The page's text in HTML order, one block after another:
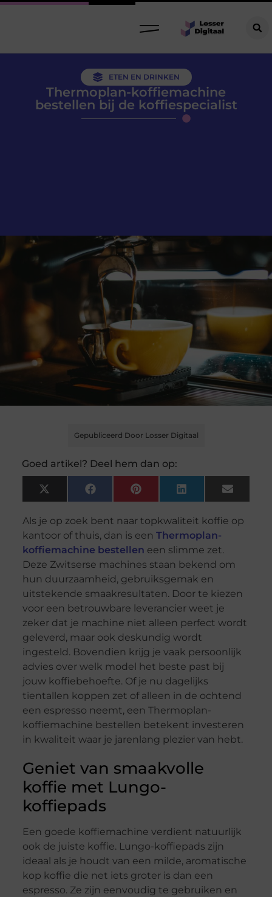
ETEN EN DRINKEN
Thermoplan-koffiemachine
bestellen bij de koffiespecialist
Gepubliceerd Door Losser Digitaal
Goed artikel? Deel hem dan op:
X
(Twitter)
FacebookPinterest LinkedIn Email
Als je op zoek bent naar topkwaliteit koffie op
kantoor of thuis, dan is een Thermoplan-
koffiemachine bestellen een slimme zet.
Deze Zwitserse machines staan bekend om
hun duurzaamheid, gebruiksgemak en
uitstekende smaakresultaten. Door te kiezen
voor een betrouwbare leverancier weet je
zeker dat je machine niet alleen perfect wordt
geleverd, maar ook deskundig wordt
ingesteld. Bovendien krijg je vaak persoonlijk
advies over welk model het beste past bij
jouw koffiebehoefte. Of je nu dagelijks
tientallen koppen zet of alleen in de ochtend
een espresso neemt, een Thermoplan-
koffiemachine bestellen betekent investeren
in kwaliteit waar je jarenlang plezier van hebt.
Geniet van smaakvolle
koffie met Lungo-
koffiepads
Een goede koffiemachine verdient natuurlijk
ook de juiste koffie. Lungo-koffiepads zijn
ideaal als je houdt van een milde, aromatische
kop koffie die net iets groter is dan een
espresso. Ze zijn eenvoudig te gebruiken en